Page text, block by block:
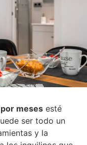
meses esté
ser todo un
y la